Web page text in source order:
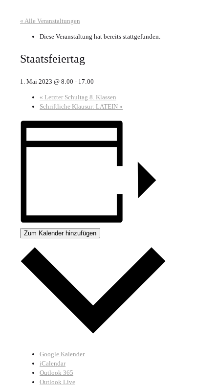
« Alle Veranstaltungen
Diese Veranstaltung hat bereits stattgefunden.
Staatsfeiertag
1. Mai 2023 @ 8:00 - 17:00
« Letzter Schultag 8. Klassen
Schriftliche Klausur: LATEIN »
Zum Kalender hinzufügen
Google Kalender
iCalendar
Outlook 365
Outlook Live